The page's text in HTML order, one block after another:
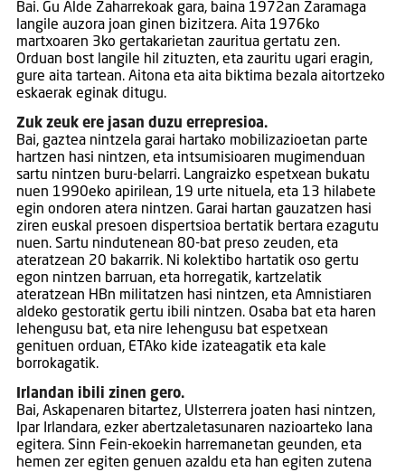
Bai. Gu Alde Zaharrekoak gara, baina 1972an Zaramaga
langile auzora joan ginen bizitzera. Aita 1976ko
martxoaren 3ko gertakarietan zauritua gertatu zen.
Orduan bost langile hil zituzten, eta zauritu ugari eragin,
gure aita tartean. Aitona eta aita biktima bezala aitortzeko
eskaerak eginak ditugu.
Zuk zeuk ere jasan duzu errepresioa.
Bai, gaztea nintzela garai hartako mobilizazioetan parte
hartzen hasi nintzen, eta intsumisioaren mugimenduan
sartu nintzen buru-belarri. Langraizko espetxean bukatu
nuen 1990eko apirilean, 19 urte nituela, eta 13 hilabete
egin ondoren atera nintzen. Garai hartan gauzatzen hasi
ziren euskal presoen dispertsioa bertatik bertara ezagutu
nuen. Sartu nindutenean 80-bat preso zeuden, eta
ateratzean 20 bakarrik. Ni kolektibo hartatik oso gertu
egon nintzen barruan, eta horregatik, kartzelatik
ateratzean HBn militatzen hasi nintzen, eta Amnistiaren
aldeko gestoratik gertu ibili nintzen. Osaba bat eta haren
lehengusu bat, eta nire lehengusu bat espetxean
genituen orduan, ETAko kide izateagatik eta kale
borrokagatik.
Irlandan ibili zinen gero.
Bai, Askapenaren bitartez, Ulsterrera joaten hasi nintzen,
Ipar Irlandara, ezker abertzaletasunaren nazioarteko lana
egitera. Sinn Fein-ekoekin harremanetan geunden, eta
hemen zer egiten genuen azaldu eta han egiten zutena